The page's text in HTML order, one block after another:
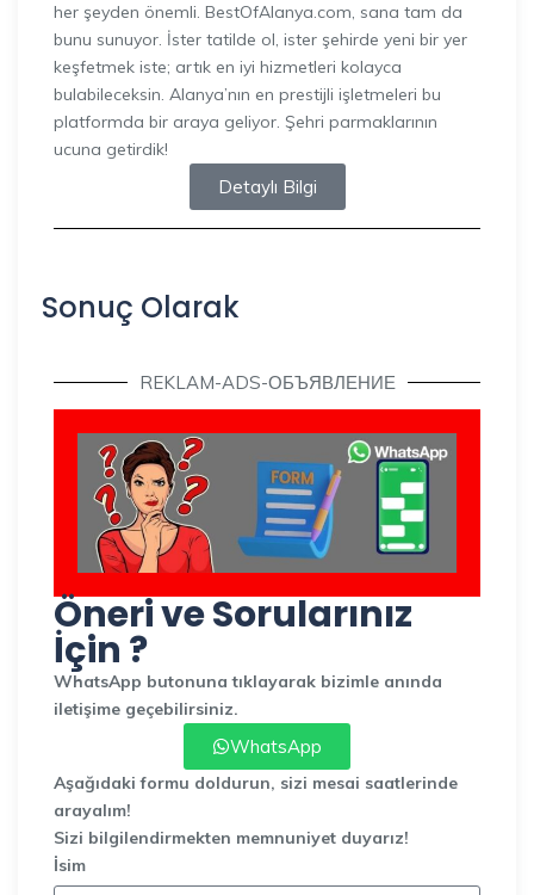
her şeyden önemli. BestOfAlanya.com, sana tam da
bunu sunuyor. İster tatilde ol, ister şehirde yeni bir yer
keşfetmek iste; artık en iyi hizmetleri kolayca
bulabileceksin. Alanya’nın en prestijli işletmeleri bu
platformda bir araya geliyor. Şehri parmaklarının
ucuna getirdik!
Detaylı Bilgi
Sonuç Olarak
REKLAM-ADS-ОБЪЯВЛЕНИЕ
Öneri ve Sorularınız
İçin ?
WhatsApp butonuna tıklayarak bizimle anında
iletişime geçebilirsiniz.
WhatsApp
Aşağıdaki formu doldurun, sizi mesai saatlerinde
arayalım!
Sizi bilgilendirmekten memnuniyet duyarız!
İsim